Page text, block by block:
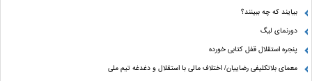
بیایند که چه ببینند؟
دورنمای لیگ
پنجره‌ استقلال قفل کتابی خورده
معمای بلاتکلیفی رضاییان/ اختلاف مالی با استقلال و دغدغه تیم ملی